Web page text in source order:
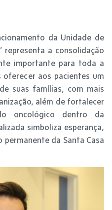
da Unidade de
representa a consolidação
importante para toda a
oferecer aos pacientes um
suas famílias, com mais
além de fortalecer
oncológico dentro da
simboliza esperança,
da Santa Casa